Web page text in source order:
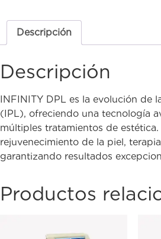
Descripción
Descripción
INFINITY DPL es la evolución de
(IPL), ofreciendo una tecnología
múltiples tratamientos de
rejuvenecimiento de la piel,
garantizando resultados
Productos